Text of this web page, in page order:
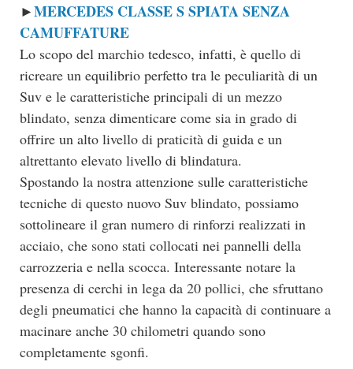
►MERCEDES CLASSE S SPIATA SENZA
CAMUFFATURE
Lo scopo del marchio tedesco, infatti, è quello di
ricreare un equilibrio perfetto tra le peculiarità di un
Suv e le caratteristiche principali di un mezzo
blindato, senza dimenticare come sia in grado di
offrire un alto livello di praticità di guida e un
altrettanto elevato livello di blindatura.
Spostando la nostra attenzione sulle caratteristiche
tecniche di questo nuovo Suv blindato, possiamo
sottolineare il gran numero di rinforzi realizzati in
acciaio, che sono stati collocati nei pannelli della
carrozzeria e nella scocca. Interessante notare la
presenza di cerchi in lega da 20 pollici, che sfruttano
degli pneumatici che hanno la capacità di continuare a
macinare anche 30 chilometri quando sono
completamente sgonfi.